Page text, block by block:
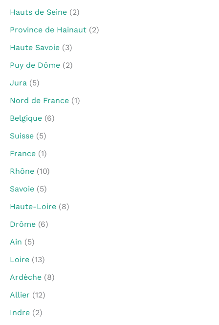
Hauts de Seine (2)
Province de Hainaut (2)
Haute Savoie (3)
Puy de Dôme (2)
Jura (5)
Nord de France (1)
Belgique (6)
Suisse (5)
France (1)
Rhône (10)
Savoie (5)
Haute-Loire (8)
Drôme (6)
Ain (5)
Loire (13)
Ardèche (8)
Allier (12)
Indre (2)